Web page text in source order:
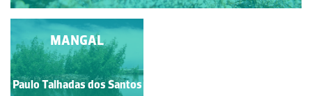
MANGAL
Paulo Talhadas dos Santos